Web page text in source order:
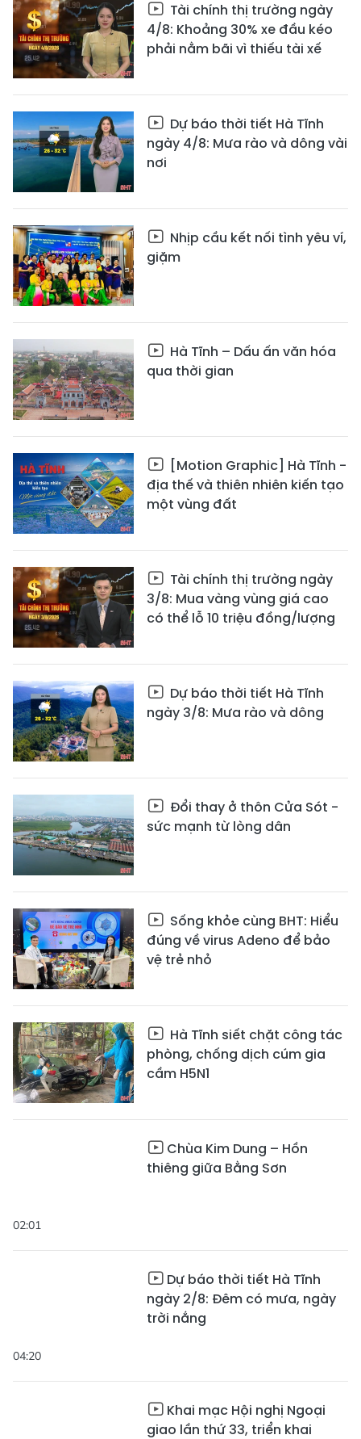
Tài chính thị trường ngày
4/8: Khoảng 30% xe đầu kéo
phải nằm bãi vì thiếu tài xế
Dự báo thời tiết Hà Tĩnh
ngày 4/8: Mưa rào và dông vài
nơi
Nhịp cầu kết nối tình yêu ví,
giặm
Hà Tĩnh – Dấu ấn văn hóa
qua thời gian
[Motion Graphic] Hà Tĩnh -
địa thế và thiên nhiên kiến tạo
một vùng đất
Tài chính thị trường ngày
3/8: Mua vàng vùng giá cao
có thể lỗ 10 triệu đồng/lượng
Dự báo thời tiết Hà Tĩnh
ngày 3/8: Mưa rào và dông
Đổi thay ở thôn Cửa Sót -
sức mạnh từ lòng dân
Sống khỏe cùng BHT: Hiểu
đúng về virus Adeno để bảo
vệ trẻ nhỏ
Hà Tĩnh siết chặt công tác
phòng, chống dịch cúm gia
cầm H5N1
02:01
Chùa Kim Dung – Hồn
thiêng giữa Bằng Sơn
04:20
Dự báo thời tiết Hà Tĩnh
ngày 2/8: Đêm có mưa, ngày
trời nắng
Khai mạc Hội nghị Ngoại
giao lần thứ 33, triển khai